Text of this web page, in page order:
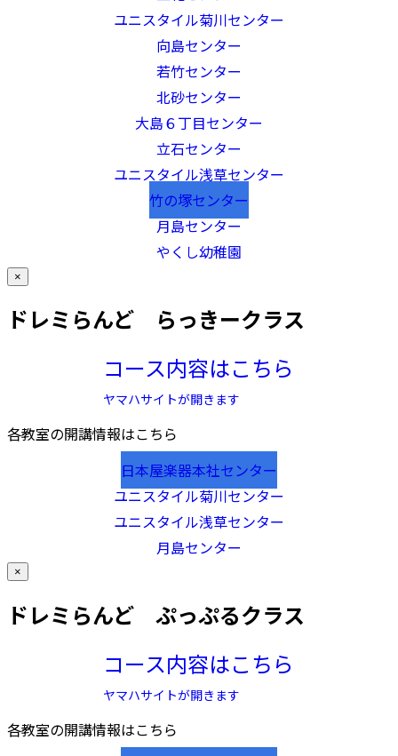
ユニスタイル菊川センター
向島センター
若竹センター
北砂センター
大島６丁目センター
立石センター
ユニスタイル浅草センター
竹の塚センター
月島センター
やくし幼稚園
×
ドレミらんど らっきークラス
コース内容はこちら
ヤマハサイトが開きます
各教室の開講情報はこちら
日本屋楽器本社センター
ユニスタイル菊川センター
ユニスタイル浅草センター
月島センター
×
ドレミらんど ぷっぷるクラス
コース内容はこちら
ヤマハサイトが開きます
各教室の開講情報はこちら